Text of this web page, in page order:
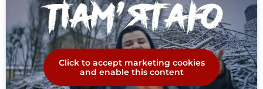
Click to accept marketing cookies
and enable this content